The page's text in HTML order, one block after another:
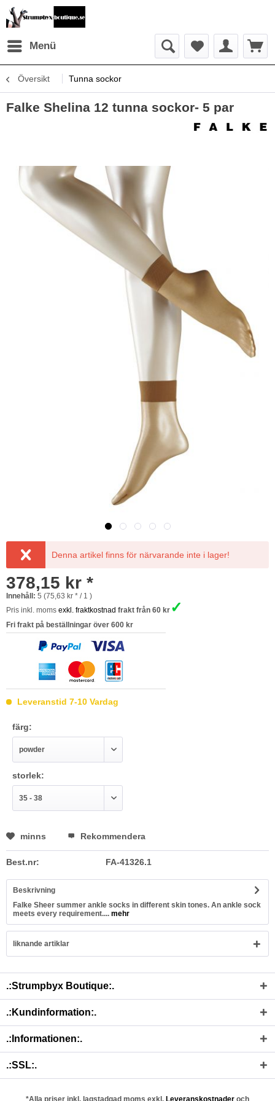
Menü
Översikt Tunna sockor
Falke Shelina 12 tunna sockor- 5 par
Denna artikel finns för närvarande inte i lager!
378,15 kr *
Innehåll: 5 (75,63 kr * / 1 )
Pris inkl. moms exkl. fraktkostnad frakt från 60 kr ✓
Fri frakt på beställningar över 600 kr
Leveranstid 7-10 Vardag
färg:
storlek:
minns Rekommendera
Best.nr: FA-41326.1
Beskrivning
Falke Sheer summer ankle socks in different skin tones. An ankle sock
meets every requirement.... mehr
liknande artiklar
.:Strumpbyx Boutique:.
.:Kundinformation:.
.:Informationen:.
.:SSL:.